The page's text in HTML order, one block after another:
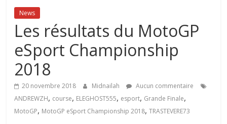
vidéo
News
Les résultats du MotoGP
eSport Championship
2018
20 novembre 2018 Midnailah
Aucun commentaire
ANDREWZH, course, ELEGHOST555, esport, Grande Finale,
MotoGP, MotoGP eSport Championship 2018,TRASTEVERE73